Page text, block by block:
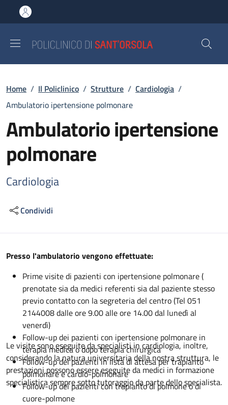
al contenuto principale
to footer content
Briciole di pane
Home / Il Policlinico / Strutture / Cardiologia /
Ambulatorio ipertensione polmonare
Ambulatorio ipertensione
polmonare
Cardiologia
Condividi
Descrizione
Presso l'ambulatorio vengono effettuate:
Prime visite di pazienti con ipertensione polmonare (
prenotate sia da medici referenti sia dal paziente stesso
previo contatto con la segreteria del centro (Tel 051
2144008 dalle ore 9.00 alle ore 14.00 dal lunedì al
venerdì)
Follow-up dei pazienti con ipertensione polmonare in
terapia medica o dopo terapia chirurgica
Follow-up dei pazienti in lista di attesa per trapianto
polmonare e cardio-polmonare
Follow-up dei pazienti con trapianto di polmone o di
cuore-polmone
Le visite sono eseguite da specialisti in cardiologia, inoltre,
considerando la natura universitaria della nostra struttura, le
prestazioni possono essere eseguite da medici in formazione
specialistica sempre sotto tutoraggio da parte dello specialista.